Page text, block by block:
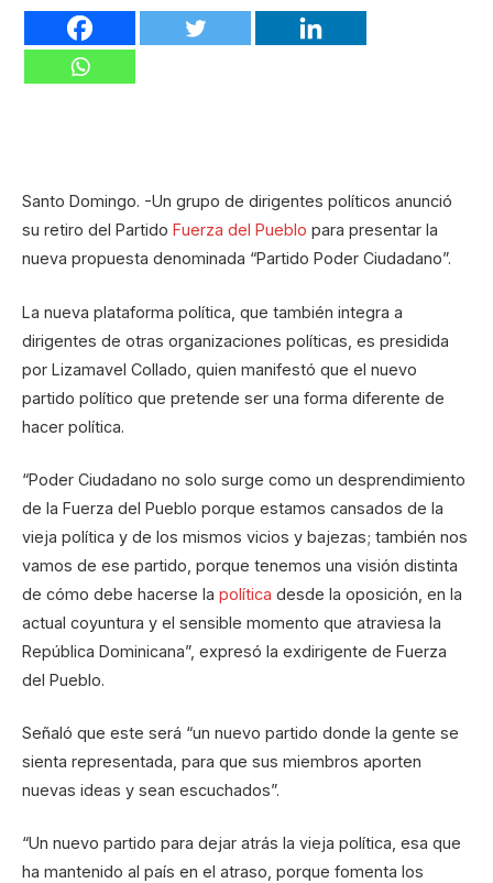
Santo Domingo. -Un grupo de dirigentes políticos anunció
su retiro del Partido Fuerza del Pueblo para presentar la
nueva propuesta denominada “Partido Poder Ciudadano”.
La nueva plataforma política, que también integra a
dirigentes de otras organizaciones políticas, es presidida
por Lizamavel Collado, quien manifestó que el nuevo
partido político que pretende ser una forma diferente de
hacer política.
“Poder Ciudadano no solo surge como un desprendimiento
de la Fuerza del Pueblo porque estamos cansados de la
vieja política y de los mismos vicios y bajezas; también nos
vamos de ese partido, porque tenemos una visión distinta
de cómo debe hacerse la política desde la oposición, en la
actual coyuntura y el sensible momento que atraviesa la
República Dominicana”, expresó la exdirigente de Fuerza
del Pueblo.
Señaló que este será “un nuevo partido donde la gente se
sienta representada, para que sus miembros aporten
nuevas ideas y sean escuchados”.
“Un nuevo partido para dejar atrás la vieja política, esa que
ha mantenido al país en el atraso, porque fomenta los